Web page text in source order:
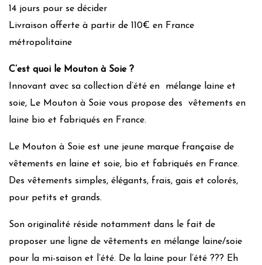
14 jours pour se décider
Livraison offerte à partir de 110€ en France
métropolitaine
C’est quoi le Mouton à Soie ?
Innovant avec sa collection d’été en mélange laine et
soie, Le Mouton à Soie vous propose des vêtements en
laine bio et fabriqués en France.
Le Mouton à Soie est une jeune marque française de
vêtements en laine et soie, bio et fabriqués en France.
Des vêtements simples, élégants, frais, gais et colorés,
pour petits et grands.
Son originalité réside notamment dans le fait de
proposer une ligne de vêtements en mélange laine/soie
pour la mi-saison et l’été. De la laine pour l’été ??? Eh